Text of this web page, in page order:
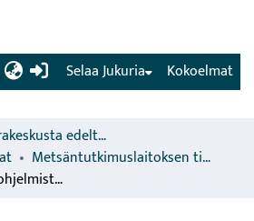
(current) Kokoelmat
Selaa Jukuria
Luonnonvarakeskusta edeltävien organisaatioiden sarjat
Metsäntutkimuslaitoksen tiedonantoja
BIB-viitetietokantaohjelmisto: tietokannan muodostus ja käyttö.